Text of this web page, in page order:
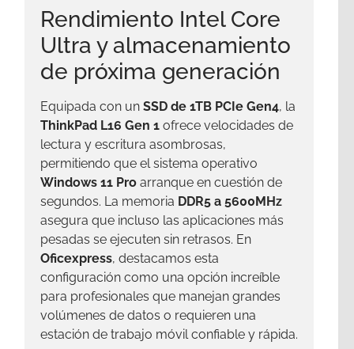
Rendimiento Intel Core
Ultra y almacenamiento
de próxima generación
Equipada con un SSD de 1TB PCIe Gen4, la
ThinkPad L16 Gen 1 ofrece velocidades de
lectura y escritura asombrosas,
permitiendo que el sistema operativo
Windows 11 Pro arranque en cuestión de
segundos. La memoria DDR5 a 5600MHz
asegura que incluso las aplicaciones más
pesadas se ejecuten sin retrasos. En
Oficexpress, destacamos esta
configuración como una opción increíble
para profesionales que manejan grandes
volúmenes de datos o requieren una
estación de trabajo móvil confiable y rápida.